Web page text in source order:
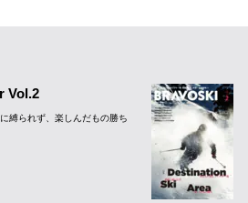
Vol.2
縛られず、楽しんだもの勝ち